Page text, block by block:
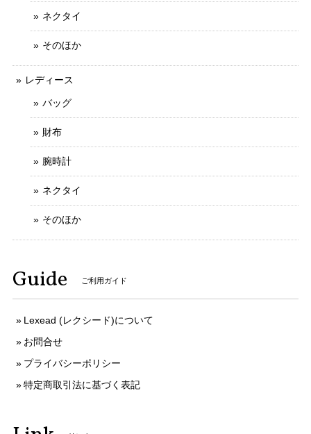
ネクタイ
そのほか
レディース
バッグ
財布
腕時計
ネクタイ
そのほか
Guide ご利用ガイド
Lexead (レクシード)について
お問合せ
プライバシーポリシー
特定商取引法に基づく表記